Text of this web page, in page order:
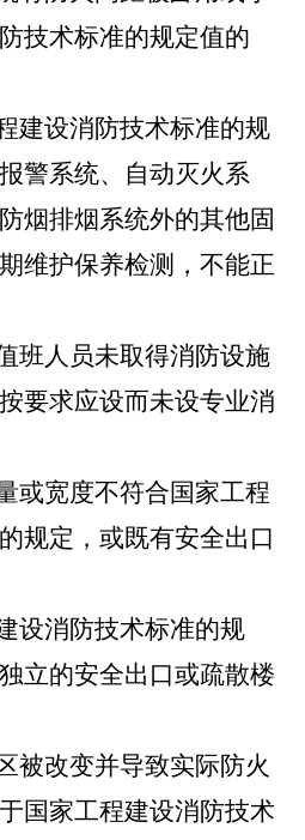
技术标准的规定值的
建设消防技术标准的规
警系统、自动灭火系
烟排烟系统外的其他固
维护保养检测，不能正
班人员未取得消防设施
要求应设而未设专业消
或宽度不符合国家工程
规定，或既有安全出口
设消防技术标准的规
立的安全出口或疏散楼
被改变并导致实际防火
国家工程建设消防技术